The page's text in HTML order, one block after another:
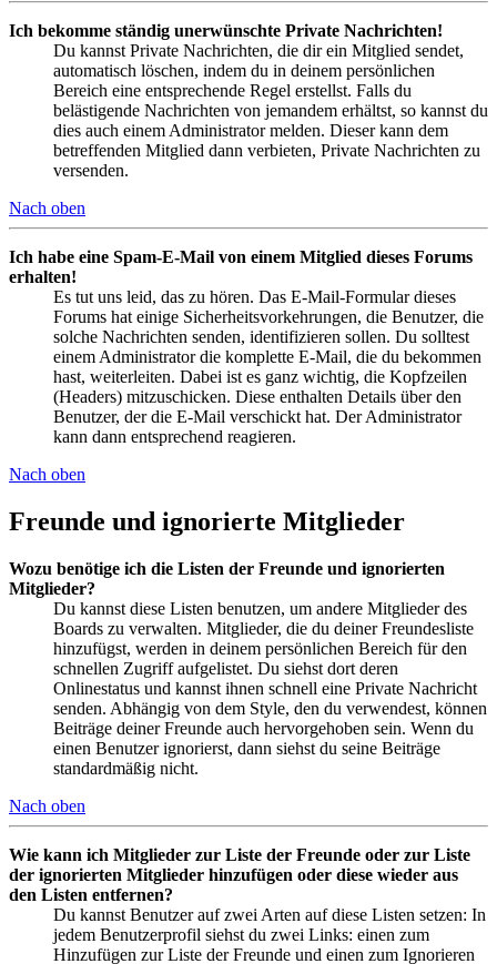
Ich bekomme ständig unerwünschte Private Nachrichten!
Du kannst Private Nachrichten, die dir ein Mitglied sendet,
automatisch löschen, indem du in deinem persönlichen
Bereich eine entsprechende Regel erstellst. Falls du
belästigende Nachrichten von jemandem erhältst, so kannst du
dies auch einem Administrator melden. Dieser kann dem
betreffenden Mitglied dann verbieten, Private Nachrichten zu
versenden.
Nach oben
Ich habe eine Spam-E-Mail von einem Mitglied dieses Forums
erhalten!
Es tut uns leid, das zu hören. Das E-Mail-Formular dieses
Forums hat einige Sicherheitsvorkehrungen, die Benutzer, die
solche Nachrichten senden, identifizieren sollen. Du solltest
einem Administrator die komplette E-Mail, die du bekommen
hast, weiterleiten. Dabei ist es ganz wichtig, die Kopfzeilen
(Headers) mitzuschicken. Diese enthalten Details über den
Benutzer, der die E-Mail verschickt hat. Der Administrator
kann dann entsprechend reagieren.
Nach oben
Freunde und ignorierte Mitglieder
Wozu benötige ich die Listen der Freunde und ignorierten
Mitglieder?
Du kannst diese Listen benutzen, um andere Mitglieder des
Boards zu verwalten. Mitglieder, die du deiner Freundesliste
hinzufügst, werden in deinem persönlichen Bereich für den
schnellen Zugriff aufgelistet. Du siehst dort deren
Onlinestatus und kannst ihnen schnell eine Private Nachricht
senden. Abhängig von dem Style, den du verwendest, können
Beiträge deiner Freunde auch hervorgehoben sein. Wenn du
einen Benutzer ignorierst, dann siehst du seine Beiträge
standardmäßig nicht.
Nach oben
Wie kann ich Mitglieder zur Liste der Freunde oder zur Liste
der ignorierten Mitglieder hinzufügen oder diese wieder aus
den Listen entfernen?
Du kannst Benutzer auf zwei Arten auf diese Listen setzen: In
jedem Benutzerprofil siehst du zwei Links: einen zum
Hinzufügen zur Liste der Freunde und einen zum Ignorieren